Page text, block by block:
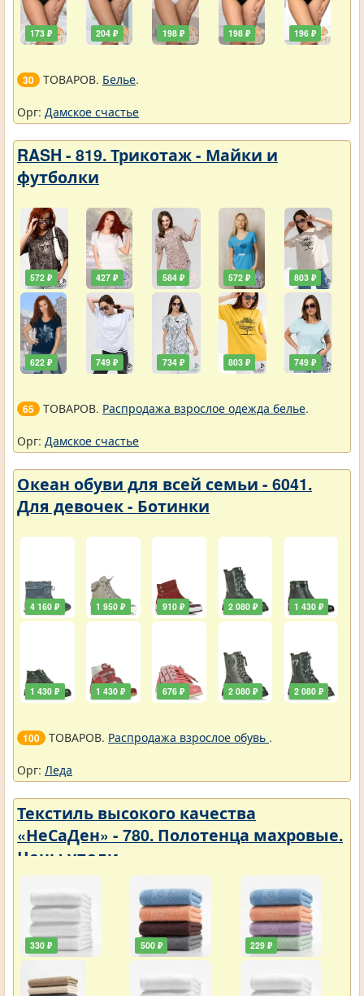
173 ₽ 204 ₽ 198 ₽ 198 ₽ 196 ₽
30 ТОВАРОВ. Белье.
Орг: Дамское счастье
RASH - 819. Трикотаж - Майки и
футболки
572 ₽
622 ₽
427 ₽
749 ₽
584 ₽
734 ₽
572 ₽
803 ₽
803 ₽
749 ₽
65 ТОВАРОВ. Распродажа взрослое одежда белье.
Орг: Дамское счастье
Океан обуви для всей семьи - 6041.
Для девочек - Ботинки
4 160 ₽
1 430 ₽
1 950 ₽
1 430 ₽
910 ₽
676 ₽
2 080 ₽
2 080 ₽
1 430 ₽
2 080 ₽
100 ТОВАРОВ. Распродажа взрослое обувь .
Орг: Леда
Текстиль высокого качества
«НеСаДен» - 780. Полотенца махровые.
Цены упали
330 ₽ 500 ₽ 229 ₽